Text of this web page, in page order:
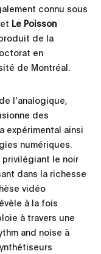
connu sous
et Le Poisson
de la
en
de Montréal.
l’analogique,
des
expérimental ainsi
numériques.
le noir
dans la richesse
vidéo
à la fois
à travers une
and noise à